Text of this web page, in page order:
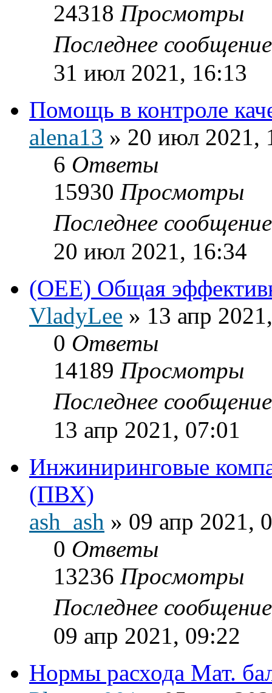
24318 Просмотры
Последнее
31 июл 2021, 16:13
Помощь в контроле
alena13 » 20 июл 2021,
6 Ответы
15930 Просмотры
Последнее
20 июл 2021, 16:34
(OEE) Общая
VladyLee » 13 апр
0 Ответы
14189 Просмотры
Последнее
13 апр 2021, 07:01
Инжиниринговые
(ПВХ)
ash_ash » 09 апр 2021,
0 Ответы
13236 Просмотры
Последнее
09 апр 2021, 09:22
Нормы расхода Мат.